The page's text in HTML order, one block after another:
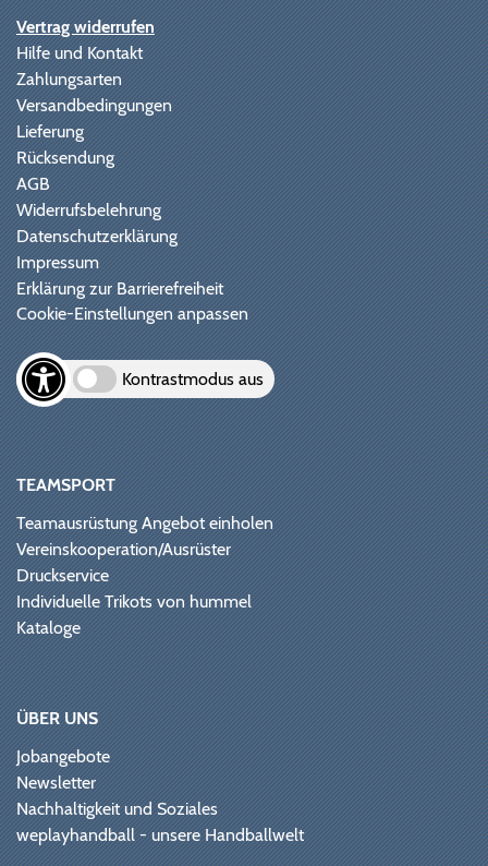
Vertrag widerrufen
Hilfe und Kontakt
Zahlungsarten
Versandbedingungen
Lieferung
Rücksendung
AGB
Widerrufsbelehrung
Datenschutzerklärung
Impressum
Erklärung zur Barrierefreiheit
Cookie-Einstellungen anpassen
Kontrastmodus aus
TEAMSPORT
Teamausrüstung Angebot einholen
Vereinskooperation/Ausrüster
Druckservice
Individuelle Trikots von hummel
Kataloge
ÜBER UNS
Jobangebote
Newsletter
Nachhaltigkeit und Soziales
weplayhandball - unsere Handballwelt